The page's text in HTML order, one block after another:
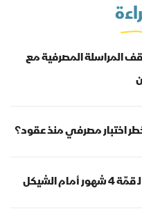
المراسلة المصرفية مع
اختبار مصرفي منذ عقود؟
الشيكل